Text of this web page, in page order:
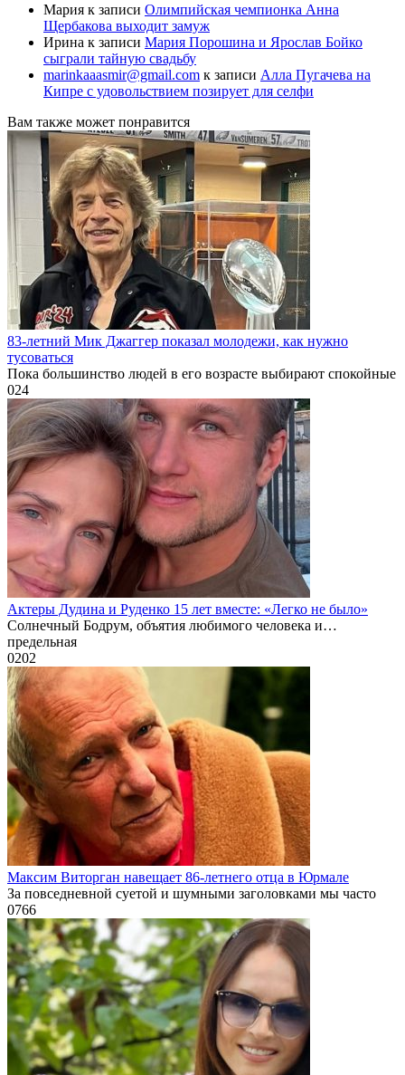
Мария к записи Олимпийская чемпионка Анна
Щербакова выходит замуж
Ирина к записи Мария Порошина и Ярослав Бойко
сыграли тайную свадьбу
marinkaaasmir@gmail.com к записи Алла Пугачева на
Кипре с удовольствием позирует для селфи
Вам также может понравится
83-летний Мик Джаггер показал молодежи, как нужно
тусоваться
Пока большинство людей в его возрасте выбирают спокойные
024
Актеры Дудина и Руденко 15 лет вместе: «Легко не было»
Солнечный Бодрум, объятия любимого человека и…
предельная
0202
Максим Виторган навещает 86-летнего отца в Юрмале
За повседневной суетой и шумными заголовками мы часто
0766